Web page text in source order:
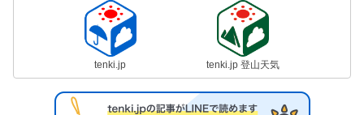
tenki.jp tenki.jp 登山天気